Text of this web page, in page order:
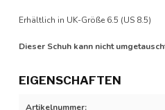
Erhältlich in UK-Größe 6.5 (US 8.5)
Dieser Schuh kann nicht
EIGENSCHAFTEN
Artikelnummer: